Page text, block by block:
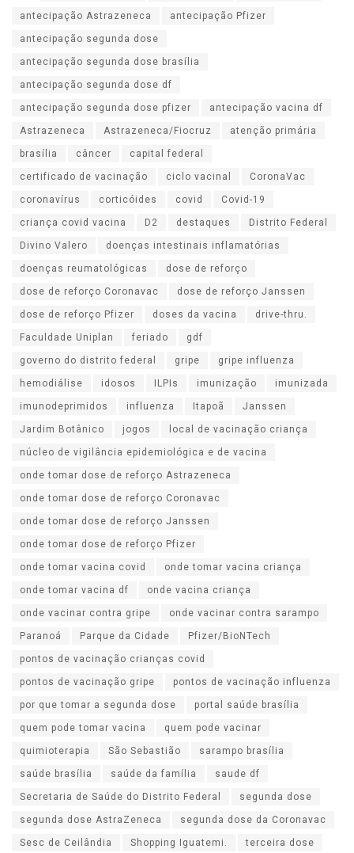
antecipação Astrazeneca antecipação Pfizer
antecipação segunda dose
antecipação segunda dose brasília
antecipação segunda dose df
antecipação segunda dose pfizer antecipação vacina df
Astrazeneca Astrazeneca/Fiocruz atenção primária
brasília câncer capital federal
certificado de vacinação ciclo vacinal CoronaVac
coronavírus corticóides covid Covid-19
criança covid vacina D2 destaques Distrito Federal
Divino Valero doenças intestinais inflamatórias
doenças reumatológicas dose de reforço
dose de reforço Coronavac dose de reforço Janssen
dose de reforço Pfizer doses da vacina drive-thru.
Faculdade Uniplan feriado gdf
governo do distrito federal gripe gripe influenza
hemodiálise idosos ILPIs imunização imunizada
imunodeprimidos influenza Itapoã Janssen
Jardim Botânico jogos local de vacinação criança
núcleo de vigilância epidemiológica e de vacina
onde tomar dose de reforço Astrazeneca
onde tomar dose de reforço Coronavac
onde tomar dose de reforço Janssen
onde tomar dose de reforço Pfizer
onde tomar vacina covid onde tomar vacina criança
onde tomar vacina df onde vacina criança
onde vacinar contra gripe onde vacinar contra sarampo
Paranoá Parque da Cidade Pfizer/BioNTech
pontos de vacinação crianças covid
pontos de vacinação gripe pontos de vacinação influenza
por que tomar a segunda dose portal saúde brasília
quem pode tomar vacina quem pode vacinar
quimioterapia São Sebastião sarampo brasília
saúde brasília saúde da família saude df
Secretaria de Saúde do Distrito Federal segunda dose
segunda dose AstraZeneca segunda dose da Coronavac
Sesc de Ceilândia Shopping Iguatemi. terceira dose